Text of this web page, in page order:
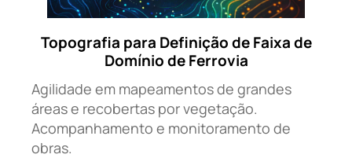
Topografia para Definição de Faixa de
Domínio de Ferrovia
Agilidade em mapeamentos de grandes
áreas e recobertas por vegetação.
Acompanhamento e monitoramento de
obras.